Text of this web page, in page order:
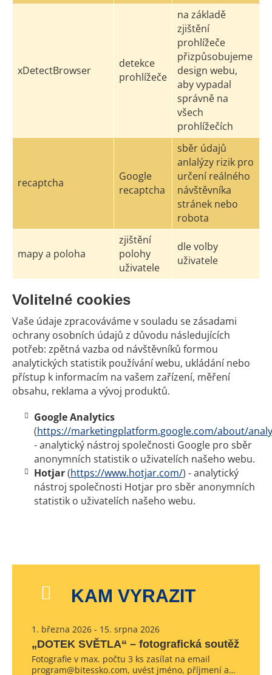
xDetectBrowser
detekce
prohlížeče
na základě
zjištění
prohlížeče
přizpůsobujeme
design webu,
aby vypadal
správně na
všech
prohlížečích
recaptcha
Google
recaptcha
sběr údajů
anlalýzy rizik pro
určení reálného
návštěvníka
stránek nebo
robota
mapy a poloha
zjištění
polohy
uživatele
dle volby
uživatele
Volitelné cookies
Vaše údaje zpracováváme v souladu se zásadami
ochrany osobních údajů z důvodu následujících
potřeb: zpětná vazba od návštěvníků formou
analytických statistik používání webu, ukládání nebo
přístup k informacím na vašem zařízení, měření
obsahu, reklama a vývoj produktů.
Google Analytics
(https://marketingplatform.google.com/about/
- analytický nástroj společnosti Google pro sběr
anonymních statistik o uživatelích našeho webu.
Hotjar(https://www.hotjar.com/) - analytický
nástroj společnosti Hotjar pro sběr anonymních
statistik o uživatelích našeho webu.
KAM VYRAZIT
1. března 2026 - 15. srpna 2026
„DOTEK SVĚTLA“ – fotografická soutěž
Fotografie v max. počtu 3 ks zasílat na email
program@bitessko.com, uvést jméno, příjmení a…